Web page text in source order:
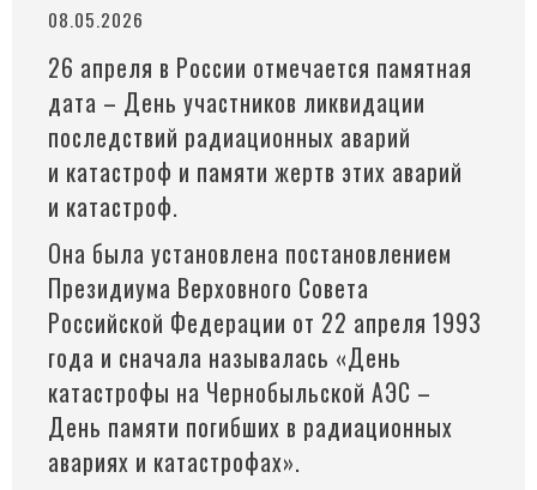
08.05.2026
26 апреля в России отмечается памятная
дата – День участников ликвидации
последствий радиационных аварий
и катастроф и памяти жертв этих аварий
и катастроф.
Она была установлена постановлением
Президиума Верховного Совета
Российской Федерации от 22 апреля 1993
года и сначала называлась «День
катастрофы на Чернобыльской АЭС –
День памяти погибших в радиационных
авариях и катастрофах».